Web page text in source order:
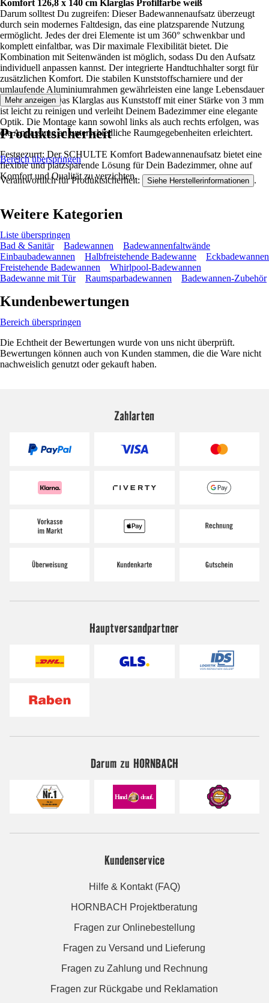
Komfort 126,8 x 140 cm Klarglas Profilfarbe weiß
Darum solltest Du zugreifen: Dieser Badewannenaufsatz überzeugt
durch sein modernes Faltdesign, das eine platzsparende Nutzung
ermöglicht. Jedes der drei Elemente ist um 360° schwenkbar und
komplett einfaltbar, was Dir maximale Flexibilität bietet. Die
Kombination mit Seitenwänden ist möglich, sodass Du den Aufsatz
individuell anpassen kannst. Der integrierte Handtuchhalter sorgt für
zusätzlichen Komfort. Die stabilen Kunststoffscharniere und der
umlaufende Aluminiumrahmen gewährleisten eine lange Lebensdauer
und Stabilität. Das Klarglas aus Kunststoff mit einer Stärke von 3 mm
ist leicht zu reinigen und verleiht Deinem Badezimmer eine elegante
Optik. Die Montage kann sowohl links als auch rechts erfolgen, was
die Anpassung an unterschiedliche Raumgegebenheiten erleichtert.
Festgezurrt: Der SCHULTE Komfort Badewannenaufsatz bietet eine
flexible und platzsparende Lösung für Dein Badezimmer, ohne auf
Komfort und Qualität zu verzichten.
Mehr anzeigen
Produktsicherheit
Bereich überspringen
Verantwortlich für Produktsicherheit: Siehe Herstellerinformationen .
Weitere Kategorien
Liste überspringen
Bad & Sanitär
Badewannen
Badewannenfaltwände
Einbaubadewannen
Halbfreistehende Badewanne
Eckbadewannen
Freistehende Badewannen
Whirlpool-Badewannen
Badewanne mit Tür
Raumsparbadewannen Badewannen-Zubehör
Kundenbewertungen
Bereich überspringen
Die Echtheit der Bewertungen wurde von uns nicht überprüft.
Bewertungen können auch von Kunden stammen, die die Ware nicht
nachweislich genutzt oder gekauft haben.
Zahlarten
Hauptversandpartner
Darum zu HORNBACH
Kundenservice
Hilfe & Kontakt (FAQ)
HORNBACH Projektberatung
Fragen zur Onlinebestellung
Fragen zu Versand und Lieferung
Fragen zu Zahlung und Rechnung
Fragen zur Rückgabe und Reklamation